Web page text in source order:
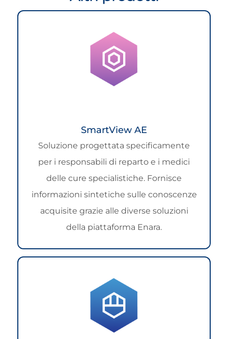
SmartView AE
Soluzione progettata specificamente
per i responsabili di reparto e i medici
delle cure specialistiche. Fornisce
informazioni sintetiche sulle conoscenze
acquisite grazie alle diverse soluzioni
della piattaforma Enara.